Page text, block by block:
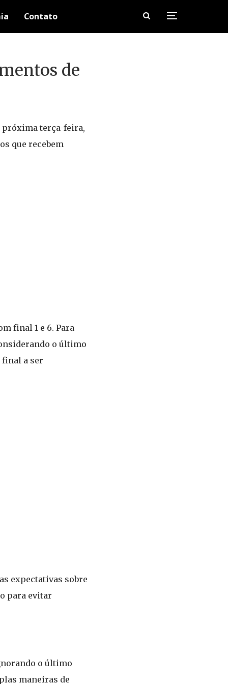
Contato
de
próxima terça-feira,
que recebem
final 1 e 6. Para
o último
final a ser
expectativas sobre
para evitar
o último
maneiras de